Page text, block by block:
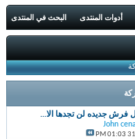
أدوات المنتدى البحث في المنتدى
جديده لن تجدها الا...
John
01:03 PM